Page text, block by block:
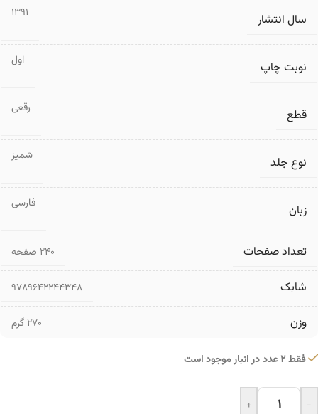
سال انتشار 1391
نوبت چاپ اول
قطع رقعی
نوع جلد شمیز
زبان فارسی
تعداد صفحات ۲۴۰ صفحه
شابک 9789642244348
وزن 270 گرم
فقط 2 عدد در انبار موجود است
-
+